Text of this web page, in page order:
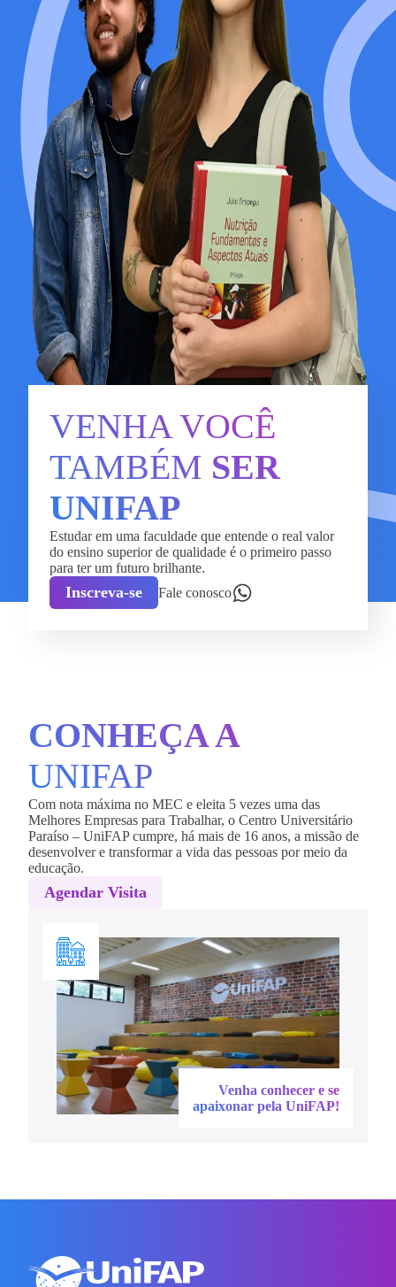
VENHA VOCÊ
TAMBÉM SER
UNIFAP
Estudar em uma faculdade que entende o real valor
do ensino superior de qualidade é o primeiro passo
para ter um futuro brilhante.
Inscreva-se Fale conosco
Venha conhecer e se
apaixonar pela UniFAP!
CONHEÇA A
UNIFAP
Com nota máxima no MEC e eleita 5 vezes uma das
Melhores Empresas para Trabalhar, o Centro Universitário
Paraíso – UniFAP cumpre, há mais de 16 anos, a missão de
desenvolver e transformar a vida das pessoas por meio da
educação.
Agendar Visita